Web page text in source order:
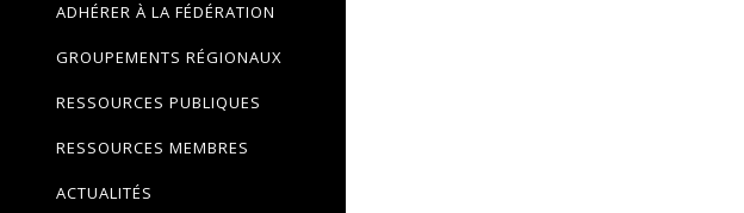
ADHÉRER À LA FÉDÉRATION
GROUPEMENTS RÉGIONAUX
RESSOURCES PUBLIQUES
RESSOURCES MEMBRES
ACTUALITÉS